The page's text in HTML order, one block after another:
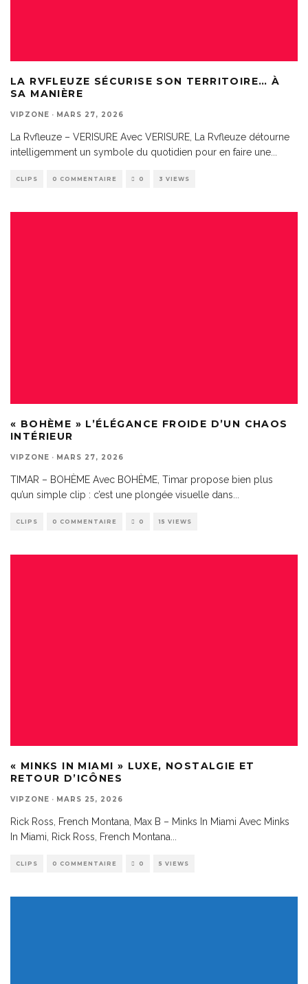
LA RVFLEUZE SÉCURISE SON TERRITOIRE… À
SA MANIÈRE
VIPZONE · MARS 27, 2026
La Rvfleuze – VERISURE Avec VERISURE, La Rvfleuze détourne
intelligemment un symbole du quotidien pour en faire une
CLIPS 0 COMMENTAIRE 0 3 VIEWS
« BOHÈME » L’ÉLÉGANCE FROIDE D’UN CHAOS
INTÉRIEUR
VIPZONE · MARS 27, 2026
TIMAR – BOHÈME Avec BOHÈME, Timar propose bien plus
qu’un simple clip : c’est une plongée visuelle dans
CLIPS 0 COMMENTAIRE 0 15 VIEWS
« MINKS IN MIAMI » LUXE, NOSTALGIE ET
RETOUR D’ICÔNES
VIPZONE · MARS 25, 2026
Rick Ross, French Montana, Max B – Minks In Miami Avec Minks
In Miami, Rick Ross, French Montana...
CLIPS 0 COMMENTAIRE 0 5 VIEWS